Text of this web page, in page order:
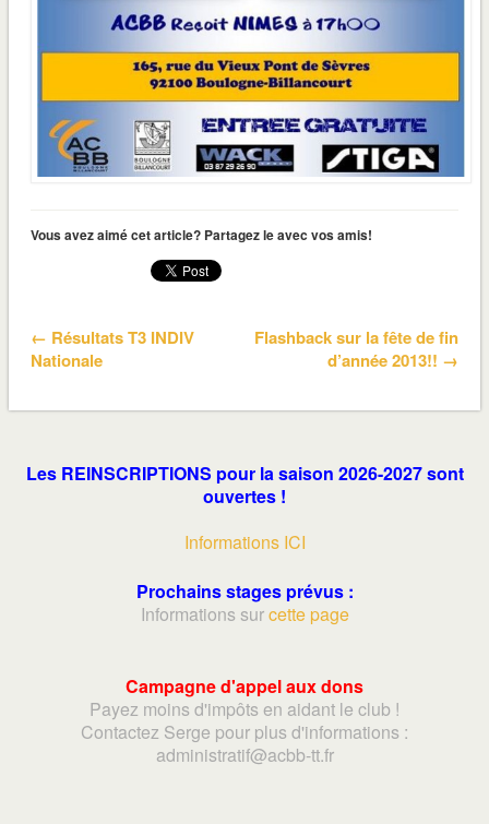
Vous avez aimé cet article? Partagez le avec vos amis!
← Résultats T3 INDIV
Nationale
Flashback sur la fête de fin
d’année 2013!! →
Les REINSCRIPTIONS pour la saison 2026-2027 sont
ouvertes !
Informations ICI
Prochains stages prévus :
Informations surcette page
Campagne d'appel aux dons
Payez moins d'impôts en aidant le club !
Contactez Serge pour plus d'informations :
administratif@acbb-tt.fr